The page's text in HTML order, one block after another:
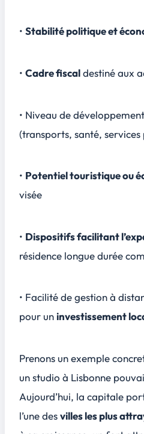
• Stabilité politique et
• Cadre fiscaldestiné aux
• Niveau de
(transports, santé, services
• Potentiel touristique ou
visée
• Dispositifs facilitant
résidence longue durée
• Facilité de gestion à
pour uninvestissement
Prenons un exemple
un studio à Lisbonne
Aujourd’hui, la capitale
l’une desvilles les plus